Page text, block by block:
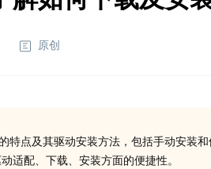
原创
特点及其驱动安装方法，包括手动安装
适配、下载、安装方面的便捷性。